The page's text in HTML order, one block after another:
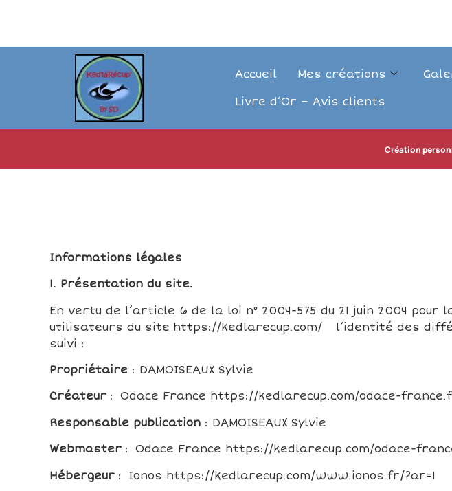
Accueil Mes créations
Livre d’Or – Avis clients
Création
Informations légales
1. Présentation du site.
En vertu de l’article 6 de la loi n° 2004-575 du 21 juin 2004
utilisateurs du site https://kedlarecup.com/ l’identité des
suivi :
Propriétaire : DAMOISEAUX Sylvie
Créateur : Odace France https://kedlarecup.com/odace-
Responsable publication : DAMOISEAUX Sylvie
Webmaster : Odace France https://kedlarecup.com/odace-
Hébergeur : Ionos https://kedlarecup.com/www.ionos.fr/?ar=1